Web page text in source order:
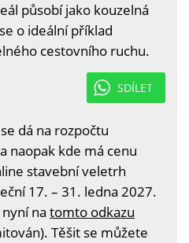
působí jako kouzelná
o ideální příklad
cestovního ruchu.
SDÍLET
dá na rozpočtu
naopak kde má cenu
stavební veletrh
17. – 31. ledna 2027.
na tomto odkazu
Těšit se můžete